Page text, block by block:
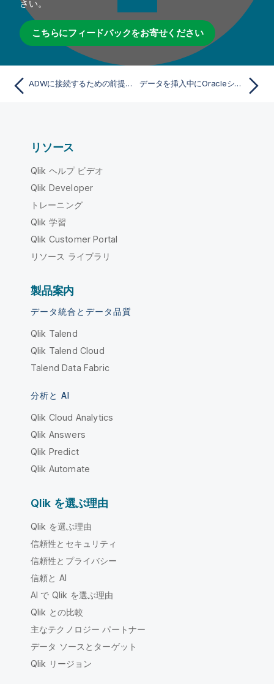
さい。
こちらにフィードバックをお寄せください
ADWに接続するための前提条件 データを挿入中にOracleシーケンスを使用
リソース
Qlik ヘルプ ビデオ
Qlik Developer
トレーニング
Qlik 学習
Qlik Customer Portal
リソース ライブラリ
製品案内
データ統合とデータ品質
Qlik Talend
Qlik Talend Cloud
Talend Data Fabric
分析と AI
Qlik Cloud Analytics
Qlik Answers
Qlik Predict
Qlik Automate
Qlik を選ぶ理由
Qlik を選ぶ理由
信頼性とセキュリティ
信頼性とプライバシー
信頼と AI
AI で Qlik を選ぶ理由
Qlik との比較
主なテクノロジー パートナー
データ ソースとターゲット
Qlik リージョン